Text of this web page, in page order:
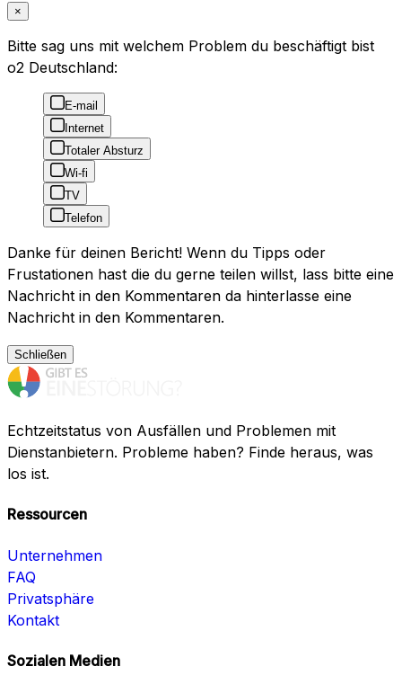
×
Bitte sag uns mit welchem Problem du beschäftigt bist
o2 Deutschland:
E-mail
Internet
Totaler Absturz
Wi-fi
TV
Telefon
Danke für deinen Bericht! Wenn du Tipps oder
Frustationen hast die du gerne teilen willst, lass bitte eine
Nachricht in den Kommentaren da hinterlasse eine
Nachricht in den Kommentaren.
Schließen
Echtzeitstatus von Ausfällen und Problemen mit
Dienstanbietern. Probleme haben? Finde heraus, was
los ist.
Ressourcen
Unternehmen
FAQ
Privatsphäre
Kontakt
Sozialen Medien